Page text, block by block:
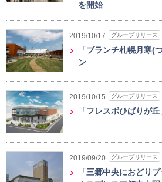
を開始
2019/10/17 グループリリース
「ブランチ札幌月寒(
ン
2019/10/15 グループリリース
「フレスポひばりが
2019/09/20 グループリリース
「三郷中央におどり